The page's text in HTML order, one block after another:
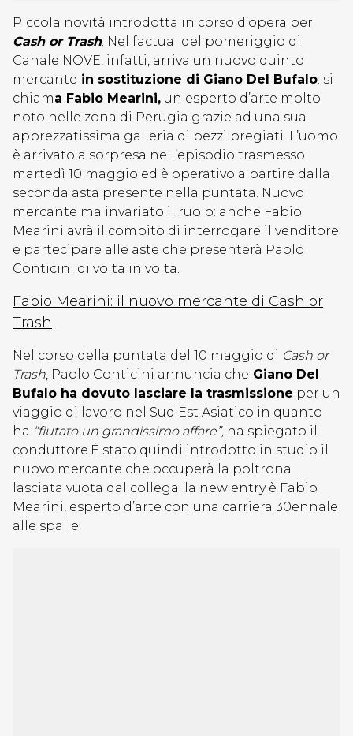
Piccola novità introdotta in corso d’opera per
Cash or Trash. Nel factual del pomeriggio di
Canale NOVE, infatti, arriva un nuovo quinto
mercante in sostituzione di Giano Del Bufalo: si
chiama Fabio Mearini, un esperto d’arte molto
noto nelle zona di Perugia grazie ad una sua
apprezzatissima galleria di pezzi pregiati. L’uomo
è arrivato a sorpresa nell’episodio trasmesso
martedì 10 maggio ed è operativo a partire dalla
seconda asta presente nella puntata. Nuovo
mercante ma invariato il ruolo: anche Fabio
Mearini avrà il compito di interrogare il venditore
e partecipare alle aste che presenterà Paolo
Conticini di volta in volta.
Fabio Mearini: il nuovo mercante di Cash or
Trash
Nel corso della puntata del 10 maggio di Cash or
Trash, Paolo Conticini annuncia che Giano Del
Bufalo ha dovuto lasciare la trasmissione per un
viaggio di lavoro nel Sud Est Asiatico in quanto
ha “fiutato un grandissimo affare”, ha spiegato il
conduttore.È stato quindi introdotto in studio il
nuovo mercante che occuperà la poltrona
lasciata vuota dal collega: la new entry è Fabio
Mearini, esperto d’arte con una carriera 30ennale
alle spalle.